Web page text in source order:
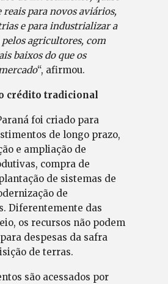
reais para novos aviários,
e para industrializar a
agricultores, com
baixos do que os
“, afirmou.
crédito tradicional
foi criado para
de longo prazo,
e ampliação de
compra de
de sistemas de
de
Diferentemente das
os recursos não podem
despesas da safra
de terras.
são acessados por